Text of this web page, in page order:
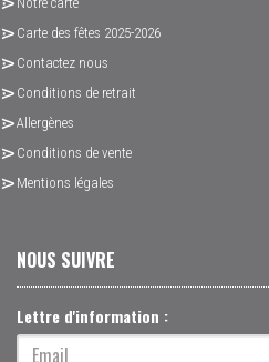
Carte des fêtes 2025-2026
Contactez nous
Conditions de retrait
Allergènes
Conditions de vente
Mentions légales
NOUS SUIVRE
Lettre d'information :